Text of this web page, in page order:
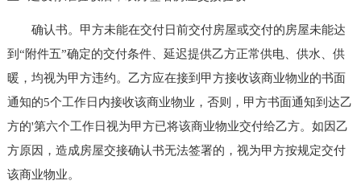
确认书。甲方未能在交付日前交付房屋或交付的房屋未能达
到“附件五”确定的交付条件、延迟提供乙方正常供电、供水、供
暖，均视为甲方违约。乙方应在接到甲方接收该商业物业的书面
通知的5个工作日内接收该商业物业，否则，甲方书面通知到达乙
方的'第六个工作日视为甲方已将该商业物业交付给乙方。如因乙
方原因，造成房屋交接确认书无法签署的，视为甲方按规定交付
该商业物业。